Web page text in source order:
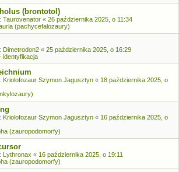
(brontotol)
Taurovenator « 26 października 2025, o 11:34
(pachycefalozaury)
Dimetrodon2 « 25 października 2025, o 16:29
identyfikacja
Kriolofozaur Szymon Jagusztyn « 18 października 2025, o
Kriolofozaur Szymon Jagusztyn « 16 października 2025, o
(zauropodomorfy)
Lythronax « 16 października 2025, o 19:11
(zauropodomorfy)